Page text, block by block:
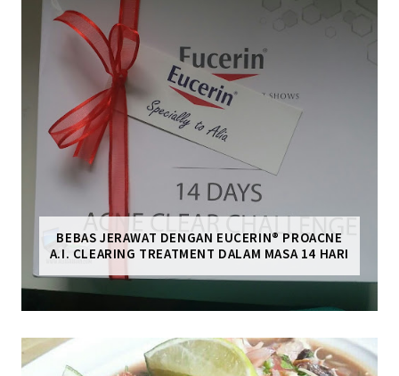
BEBAS JERAWAT DENGAN EUCERIN® PROACNE
A.I. CLEARING TREATMENT DALAM MASA 14 HARI